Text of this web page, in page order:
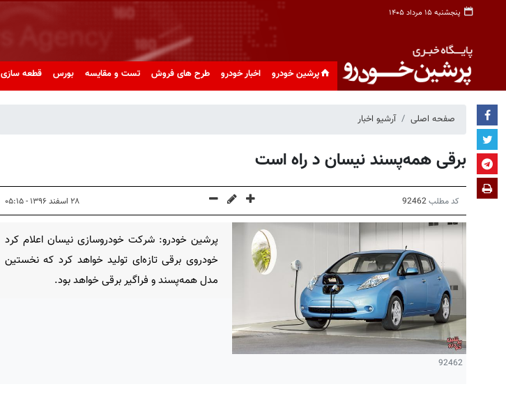
پنجشنبه ۱۵ مرداد ۱۴۰۵
پرشین خودرو اخبار خودرو طرح های فروش تست و مقایسه بورس قطعه سازی
صفحه اصلی آرشیو اخبار
برقی همه‌پسند نیسان د راه است
کد مطلب92462 ۲۸ اسفند ۱۳۹۶ - ۰۵:۱۵
92462
پرشین خودرو: شرکت خودروسازی نیسان اعلام کرد
خودروی برقی تازه‌ای تولید خواهد کرد که نخستین
مدل همه‌پسند و فراگیر برقی خواهد بود.